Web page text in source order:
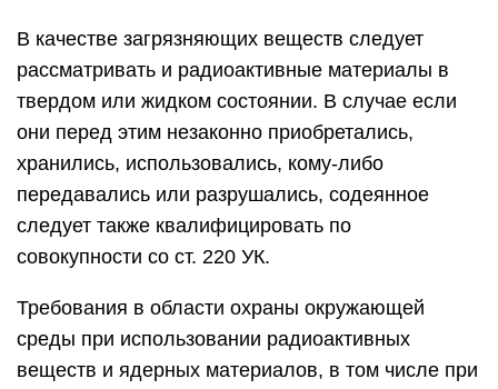
В качестве загрязняющих веществ следует
рассматривать и радиоактивные материалы в
твердом или жидком состоянии. В случае если
они перед этим незаконно приобретались,
хранились, использовались, кому-либо
передавались или разрушались, содеянное
следует также квалифицировать по
совокупности со ст. 220 УК.
Требования в области охраны окружающей
среды при использовании радиоактивных
веществ и ядерных материалов, в том числе при